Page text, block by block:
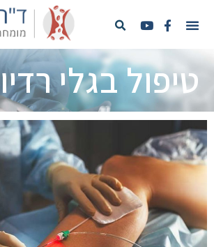
טיפול בגלי רדיו